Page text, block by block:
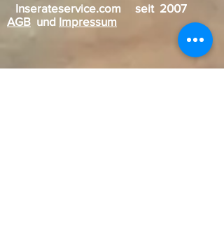
Inserateservice.com seit 2007
AGB und Impressum